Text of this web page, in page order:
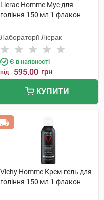
Lierac Homme Мус для
гоління 150 мл 1 флакон
Лабораторії Лієрак
Є в наявності
від 595.00 грн
КУПИТИ
Vichy Homme Крем-гель для
гоління 150 мл 1 флакон